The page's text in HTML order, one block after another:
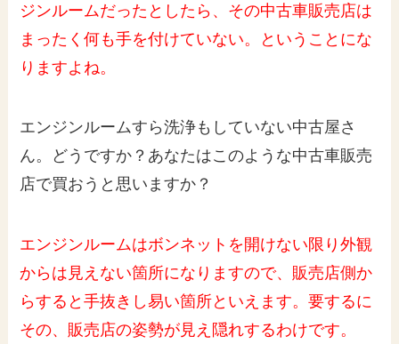
ジンルームだったとしたら、その中古車販売店は
まったく何も手を付けていない。ということにな
りますよね。
エンジンルームすら洗浄もしていない中古屋さ
ん。どうですか？あなたはこのような中古車販売
店で買おうと思いますか？
エンジンルームはボンネットを開けない限り外観
からは見えない箇所になりますので、販売店側か
らすると手抜きし易い箇所といえます。要するに
その、販売店の姿勢が見え隠れするわけです。